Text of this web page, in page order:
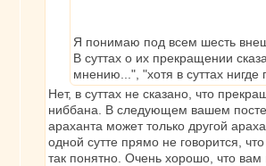
Я понимаю под всем шесть
В суттах о их прекращении
мнению...", "хотя в суттах
Нет, в суттах не сказано, что
ниббана. В следующем вашем посте
араханта может только другой
одной сутте прямо не говорится,
так понятно. Очень хорошо, что вам